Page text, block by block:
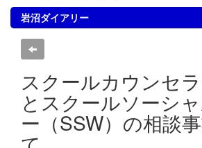
岩沼ダイアリー
スクールカウンセラ
とスクールソーシ
ー（SSW）の相談